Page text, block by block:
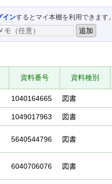
インするとマイ本棚を利用できます。
資料番号 資料種別
1040164665 図書
1049017963 図書
5640544796 図書
6040706076 図書